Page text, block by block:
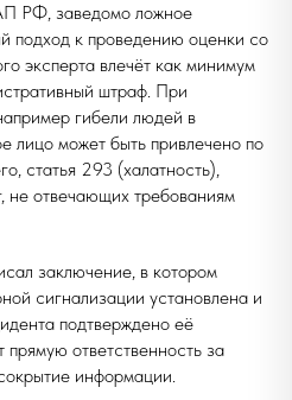
РФ, заведомо ложное
подход к проведению оценки со
эксперта влечёт как минимум
штраф. При
гибели людей в
лицо может быть привлечено по
статья 293 (халатность),
не отвечающих требованиям
заключение, в котором
сигнализации установлена и
подтверждено её
ответственность за
информации.